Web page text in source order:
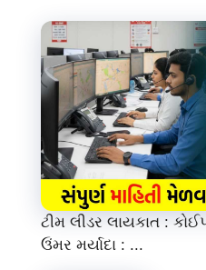
ટીમ લીડર લાયકાત :
ઉંમર મર્યાદા : ...